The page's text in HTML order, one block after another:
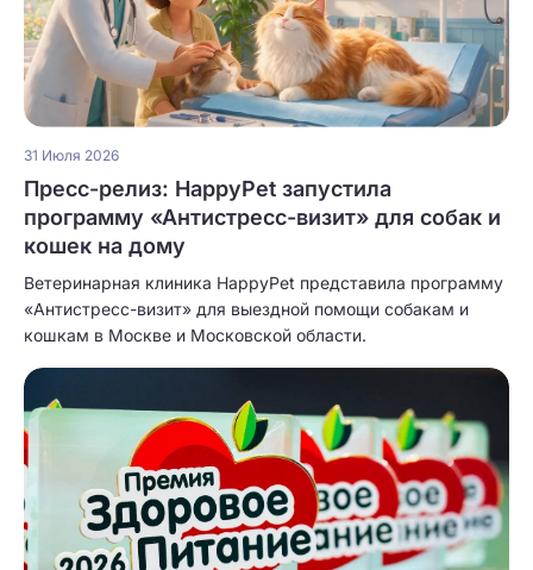
31 Июля 2026
Пресс-релиз: HappyPet запустила
программу «Антистресс-визит» для собак и
кошек на дому
Ветеринарная клиника HappyPet представила программу
«Антистресс-визит» для выездной помощи собакам и
кошкам в Москве и Московской области.